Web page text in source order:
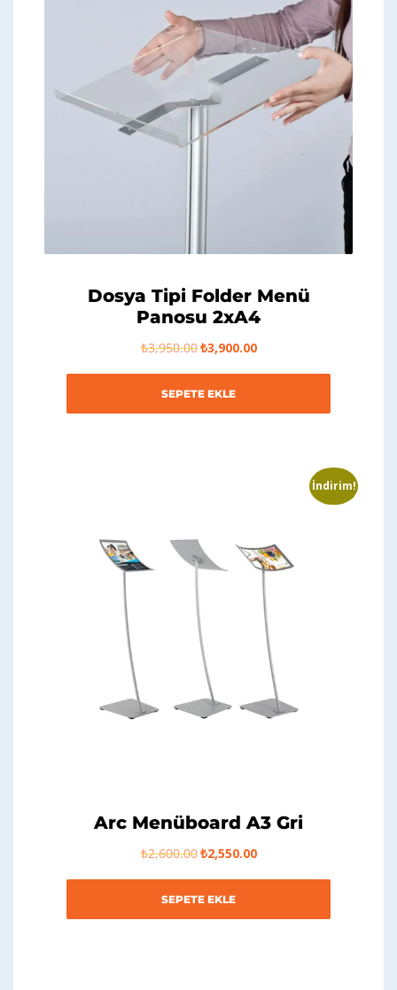
Dosya Tipi Folder Menü
Panosu 2xA4
₺3,950.00 Orijinal
₺3,950.00.
₺3,900.00Şu
fiyat:
SEPETE EKLE
İndirim!
Arc Menüboard A3 Gri
₺2,600.00 Orijinal
₺2,600.00.
₺2,550.00Şu
fiyat:
SEPETE EKLE